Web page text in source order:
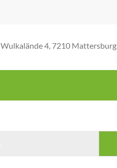
Wulkalände 4, 7210 Mattersburg